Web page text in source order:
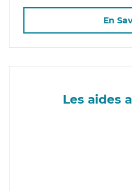
En
Les aides